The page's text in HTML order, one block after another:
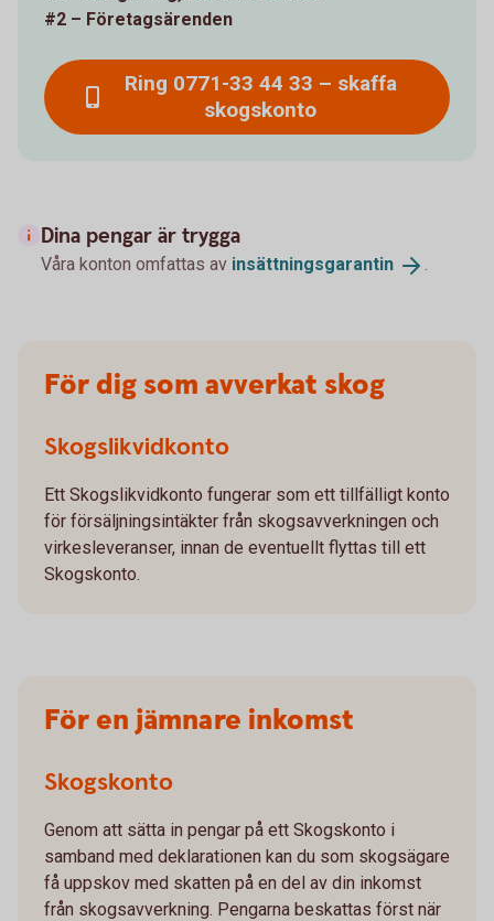
#2 – Företagsärenden
Ring 0771-33 44 33 – skaffa
skogskonto
Dina pengar är trygga
Våra konton omfattas av insättningsgarantin .
För dig som avverkat skog
Skogslikvidkonto
Ett Skogslikvidkonto fungerar som ett tillfälligt konto
för försäljningsintäkter från skogsavverkningen och
virkesleveranser, innan de eventuellt flyttas till ett
Skogskonto.
För en jämnare inkomst
Skogskonto
Genom att sätta in pengar på ett Skogskonto i
samband med deklarationen kan du som skogsägare
få uppskov med skatten på en del av din inkomst
från skogsavverkning. Pengarna beskattas först när